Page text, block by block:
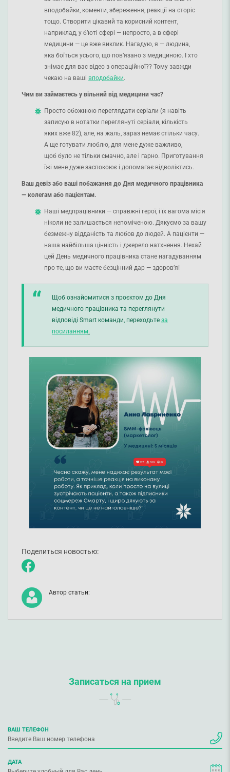
вподобайки, коменти, збереження, реакції на сторіс
тощо. Створити цікавий та корисний контент,
наприклад, у бʼюті сфері — непросто, а в сфері
медицини — це вже виклик. Нагадую, я — людина,
яка боїться усього, що пов’язано з медициною. І хто
знімає для вас відео з операційної?? Тому завжди
чекаю на ваші вподобайки.
Чим ви займаєтесь у вільний від медицини час?
Просто обожнюю переглядати серіали (я навіть
записую в нотатки переглянуті серіали, кількість
яких вже 82), але, на жаль, зараз немає стільки часу.
А ще готувати люблю, для мене дуже важливо,
щоб було не тільки смачно, але і гарно. Приготування
їжі мене дуже заспокоює і допомагає відволіктись.
Ваш девіз або ваші побажання до Дня медичного працівника
— колегам або пацієнтам.
Наші медпрацівники — справжні герої, і їх вагома місія
ніколи не залишається непоміченою. Дякуємо за вашу
безмежну відданість та любов до людей. А пацієнти —
наша найбільша цінність і джерело натхнення. Нехай
цей День медичного працівника стане нагадуванням
про те, що ви маєте безцінний дар — здоров’я!
Щоб ознайомитися з проєктом до Дня
медичного працівника та переглянути
відповіді Smart команди, переходьте за
посиланням.
Поделиться новостью:
Автор статьи:
Записаться на прием
ВАШ ТЕЛЕФОН
ДАТА